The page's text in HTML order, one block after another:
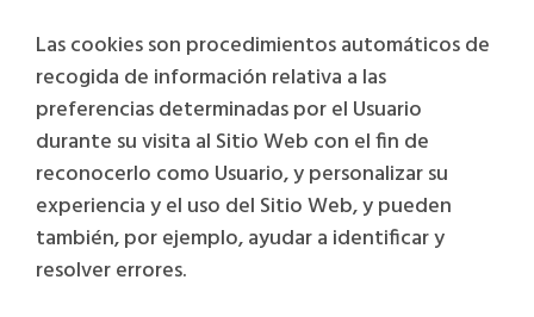
Las cookies son procedimientos automáticos de
recogida de información relativa a las
preferencias determinadas por el Usuario
durante su visita al Sitio Web con el fin de
reconocerlo como Usuario, y personalizar su
experiencia y el uso del Sitio Web, y pueden
también, por ejemplo, ayudar a identificar y
resolver errores.